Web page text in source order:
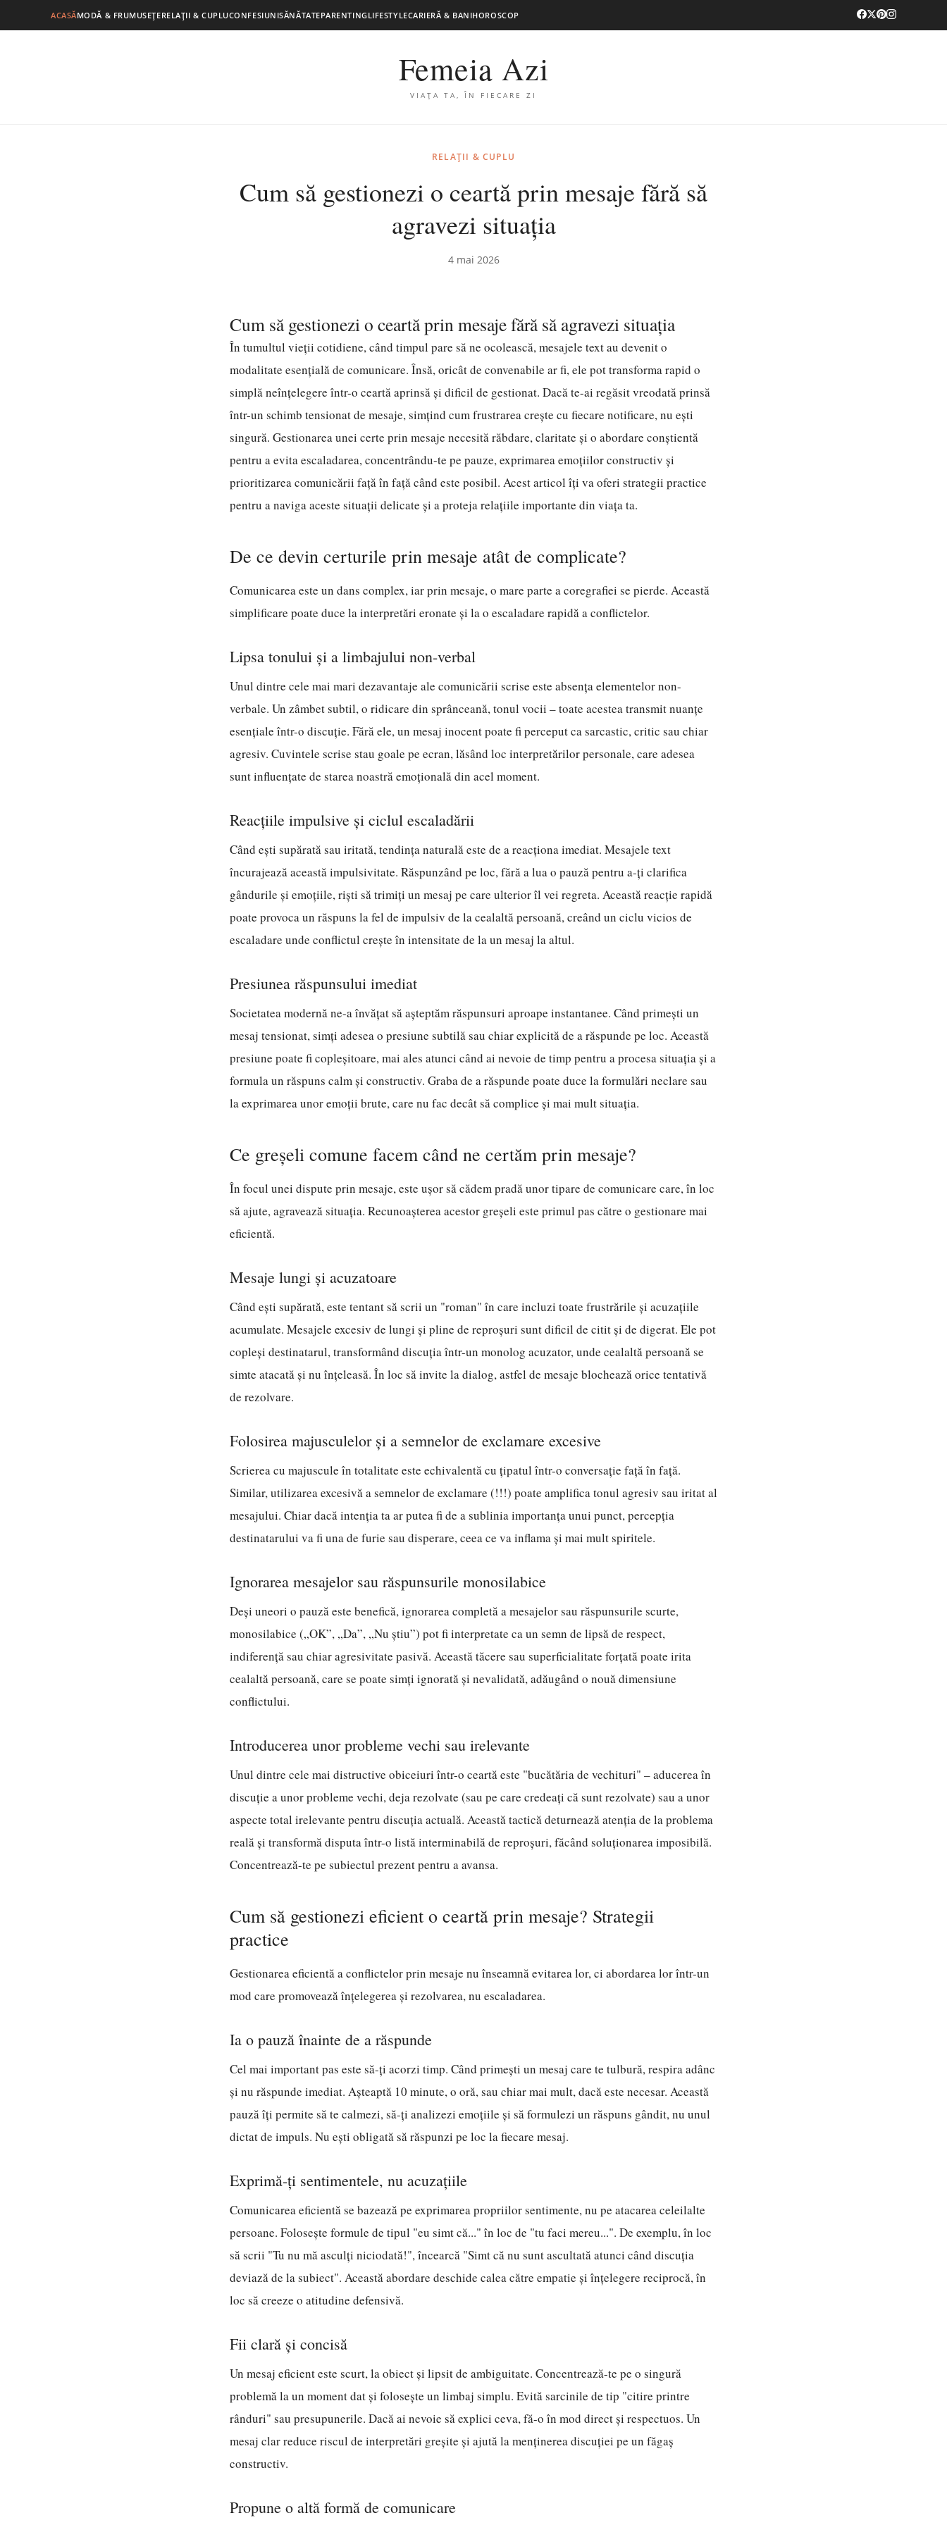
ACASĂMODĂ & FRUMUSEȚERELAȚII & CUPLUCONFESIUNISĂNĂTATEPARENTINGLIFESTYLECARIERĂ & BANIHOROSCOP
Femeia Azi
VIAȚA TA, ÎN FIECARE ZI
RELAȚII & CUPLU
Cum să gestionezi o ceartă prin mesaje fără să
agravezi situația
4 mai 2026
Cum să gestionezi o ceartă prin mesaje fără să agravezi situația
În tumultul vieții cotidiene, când timpul pare să ne ocolească, mesajele text au devenit o
modalitate esențială de comunicare. Însă, oricât de convenabile ar fi, ele pot transforma rapid o
simplă neînțelegere într-o ceartă aprinsă și dificil de gestionat. Dacă te-ai regăsit vreodată prinsă
într-un schimb tensionat de mesaje, simțind cum frustrarea crește cu fiecare notificare, nu ești
singură. Gestionarea unei certe prin mesaje necesită răbdare, claritate și o abordare conștientă
pentru a evita escaladarea, concentrându-te pe pauze, exprimarea emoțiilor constructiv și
prioritizarea comunicării față în față când este posibil. Acest articol îți va oferi strategii practice
pentru a naviga aceste situații delicate și a proteja relațiile importante din viața ta.
De ce devin certurile prin mesaje atât de complicate?
Comunicarea este un dans complex, iar prin mesaje, o mare parte a coregrafiei se pierde. Această
simplificare poate duce la interpretări eronate și la o escaladare rapidă a conflictelor.
Lipsa tonului și a limbajului non-verbal
Unul dintre cele mai mari dezavantaje ale comunicării scrise este absența elementelor non-
verbale. Un zâmbet subtil, o ridicare din sprânceană, tonul vocii – toate acestea transmit nuanțe
esențiale într-o discuție. Fără ele, un mesaj inocent poate fi perceput ca sarcastic, critic sau chiar
agresiv. Cuvintele scrise stau goale pe ecran, lăsând loc interpretărilor personale, care adesea
sunt influențate de starea noastră emoțională din acel moment.
Reacțiile impulsive și ciclul escaladării
Când ești supărată sau iritată, tendința naturală este de a reacționa imediat. Mesajele text
încurajează această impulsivitate. Răspunzând pe loc, fără a lua o pauză pentru a-ți clarifica
gândurile și emoțiile, riști să trimiți un mesaj pe care ulterior îl vei regreta. Această reacție rapidă
poate provoca un răspuns la fel de impulsiv de la cealaltă persoană, creând un ciclu vicios de
escaladare unde conflictul crește în intensitate de la un mesaj la altul.
Presiunea răspunsului imediat
Societatea modernă ne-a învățat să așteptăm răspunsuri aproape instantanee. Când primești un
mesaj tensionat, simți adesea o presiune subtilă sau chiar explicită de a răspunde pe loc. Această
presiune poate fi copleșitoare, mai ales atunci când ai nevoie de timp pentru a procesa situația și a
formula un răspuns calm și constructiv. Graba de a răspunde poate duce la formulări neclare sau
la exprimarea unor emoții brute, care nu fac decât să complice și mai mult situația.
Ce greșeli comune facem când ne certăm prin mesaje?
În focul unei dispute prin mesaje, este ușor să cădem pradă unor tipare de comunicare care, în loc
să ajute, agravează situația. Recunoașterea acestor greșeli este primul pas către o gestionare mai
eficientă.
Mesaje lungi și acuzatoare
Când ești supărată, este tentant să scrii un "roman" în care incluzi toate frustrările și acuzațiile
acumulate. Mesajele excesiv de lungi și pline de reproșuri sunt dificil de citit și de digerat. Ele pot
copleși destinatarul, transformând discuția într-un monolog acuzator, unde cealaltă persoană se
simte atacată și nu înțeleasă. În loc să invite la dialog, astfel de mesaje blochează orice tentativă
de rezolvare.
Folosirea majusculelor și a semnelor de exclamare excesive
Scrierea cu majuscule în totalitate este echivalentă cu țipatul într-o conversație față în față.
Similar, utilizarea excesivă a semnelor de exclamare (!!!) poate amplifica tonul agresiv sau iritat al
mesajului. Chiar dacă intenția ta ar putea fi de a sublinia importanța unui punct, percepția
destinatarului va fi una de furie sau disperare, ceea ce va inflama și mai mult spiritele.
Ignorarea mesajelor sau răspunsurile monosilabice
Deși uneori o pauză este benefică, ignorarea completă a mesajelor sau răspunsurile scurte,
monosilabice („OK”, „Da”, „Nu știu”) pot fi interpretate ca un semn de lipsă de respect,
indiferență sau chiar agresivitate pasivă. Această tăcere sau superficialitate forțată poate irita
cealaltă persoană, care se poate simți ignorată și nevalidată, adăugând o nouă dimensiune
conflictului.
Introducerea unor probleme vechi sau irelevante
Unul dintre cele mai distructive obiceiuri într-o ceartă este "bucătăria de vechituri" – aducerea în
discuție a unor probleme vechi, deja rezolvate (sau pe care credeați că sunt rezolvate) sau a unor
aspecte total irelevante pentru discuția actuală. Această tactică deturnează atenția de la problema
reală și transformă disputa într-o listă interminabilă de reproșuri, făcând soluționarea imposibilă.
Concentrează-te pe subiectul prezent pentru a avansa.
Cum să gestionezi eficient o ceartă prin mesaje? Strategii
practice
Gestionarea eficientă a conflictelor prin mesaje nu înseamnă evitarea lor, ci abordarea lor într-un
mod care promovează înțelegerea și rezolvarea, nu escaladarea.
Ia o pauză înainte de a răspunde
Cel mai important pas este să-ți acorzi timp. Când primești un mesaj care te tulbură, respira adânc
și nu răspunde imediat. Așteaptă 10 minute, o oră, sau chiar mai mult, dacă este necesar. Această
pauză îți permite să te calmezi, să-ți analizezi emoțiile și să formulezi un răspuns gândit, nu unul
dictat de impuls. Nu ești obligată să răspunzi pe loc la fiecare mesaj.
Exprimă-ți sentimentele, nu acuzațiile
Comunicarea eficientă se bazează pe exprimarea propriilor sentimente, nu pe atacarea celeilalte
persoane. Folosește formule de tipul "eu simt că..." în loc de "tu faci mereu...". De exemplu, în loc
să scrii "Tu nu mă asculți niciodată!", încearcă "Simt că nu sunt ascultată atunci când discuția
deviază de la subiect". Această abordare deschide calea către empatie și înțelegere reciprocă, în
loc să creeze o atitudine defensivă.
Fii clară și concisă
Un mesaj eficient este scurt, la obiect și lipsit de ambiguitate. Concentrează-te pe o singură
problemă la un moment dat și folosește un limbaj simplu. Evită sarcinile de tip "citire printre
rânduri" sau presupunerile. Dacă ai nevoie să explici ceva, fă-o în mod direct și respectuos. Un
mesaj clar reduce riscul de interpretări greșite și ajută la menținerea discuției pe un făgaș
constructiv.
Propune o altă formă de comunicare